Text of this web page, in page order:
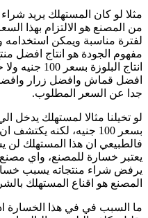
من المصنع هو الالتزام بهذا
لفترة مناسبة ويمكن
مفهوم الجودة هو انتاج افضل
افضل قماش وافضل زرار
جدا عن السعر المطلوب.
لو تخيلنا مثالا لمستهلك يدخل
بسعر 100 جنيه، لكنه
فالطبيعي ان هذا المستهلك لن
يعتبر خسارة للمصنع، واي
يرفض شراء منتجاته يسبب
المصنع هو اقناع المستهلك
ما السبب في في هذا الخسارة